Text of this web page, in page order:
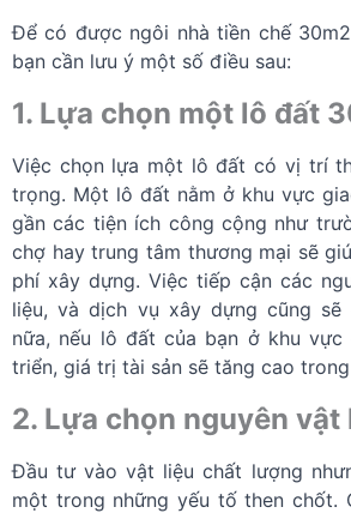
Để có được ngôi nhà tiền chế
bạn cần lưu ý một số điều sau:
1. Lựa chọn một lô đất
Việc chọn lựa một lô đất có vị trí
trọng. Một lô đất nằm ở khu vực
gần các tiện ích công cộng như
chợ hay trung tâm thương mại sẽ
phí xây dựng. Việc tiếp cận các
liệu, và dịch vụ xây dựng cũng sẽ
nữa, nếu lô đất của bạn ở khu vực
triển, giá trị tài sản sẽ tăng cao
2. Lựa chọn nguyên vật
Đầu tư vào vật liệu chất lượng
một trong những yếu tố then chốt.